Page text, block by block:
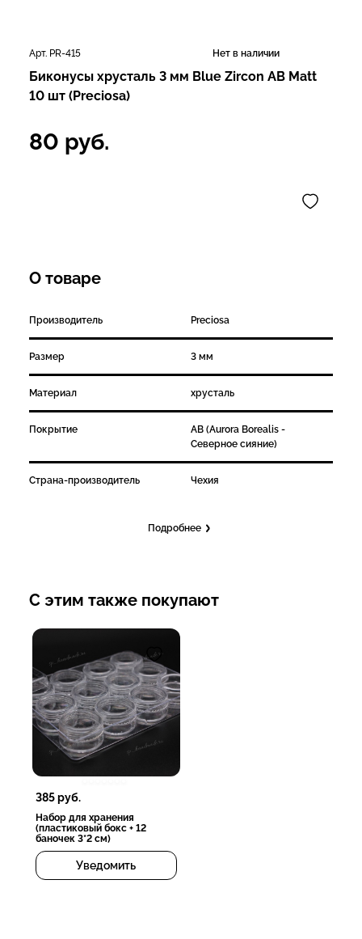
Арт. PR-415 Нет в наличии
Биконусы хрусталь 3 мм Blue Zircon AB Matt
10 шт (Preciosa)
80 руб.
О товаре
Производитель Preciosa
Размер 3 мм
Материал хрусталь
Покрытие
AB (Aurora Borealis -
Северное сияние)
Страна-производитель Чехия
Подробнее
С этим также покупают
385руб.
Набор для хранения
(пластиковый бокс + 12
баночек 3*2 см)
Уведомить